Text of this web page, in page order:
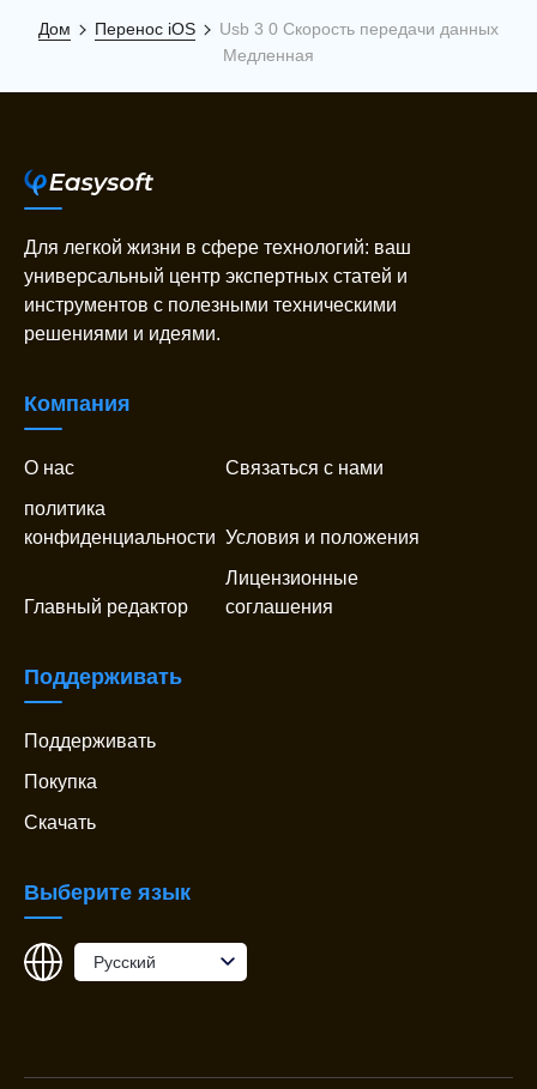
Дом Перенос iOS
Usb 3 0 Скорость передачи данных
Медленная
Для легкой жизни в сфере технологий: ваш
универсальный центр экспертных статей и
инструментов с полезными техническими
решениями и идеями.
Компания
О нас
Связаться с нами
политика
конфиденциальности Условия и положения
Главный редактор
Лицензионные
соглашения
Поддерживать
Поддерживать
Покупка
Скачать
Выберите язык
Pусский